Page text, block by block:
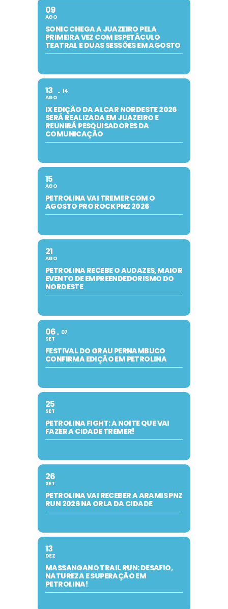
09
AGO
SONIC CHEGA A JUAZEIRO PELA
PRIMEIRA VEZ COM ESPETÁCULO
TEATRAL E DUAS SESSÕES EM AGOSTO
13
AGO
14
IX EDIÇÃO DA ALCAR NORDESTE 2026
SERÁ REALIZADA EM JUAZEIRO E
REUNIRÁ PESQUISADORES DA
COMUNICAÇÃO
15
AGO
PETROLINA VAI TREMER COM O
AGOSTO PRO ROCK PNZ 2026
21
AGO
PETROLINA RECEBE O AUDAZES, MAIOR
EVENTO DE EMPREENDEDORISMO DO
NORDESTE
06
SET
07
FESTIVAL DO GRAU PERNAMBUCO
CONFIRMA EDIÇÃO EM PETROLINA
25
SET
PETROLINA FIGHT: A NOITE QUE VAI
FAZER A CIDADE TREMER!
26
SET
PETROLINA VAI RECEBER A ARAMIS PNZ
RUN 2026 NA ORLA DA CIDADE
13
DEZ
MASSANGANO TRAIL RUN: DESAFIO,
NATUREZA E SUPERAÇÃO EM
PETROLINA!